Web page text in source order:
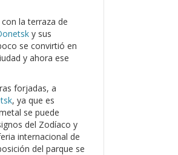
la terraza de
y sus
se convirtió en
y ahora ese
forjadas, a
, ya que es
se puede
del Zodíaco y
internacional de
del parque se